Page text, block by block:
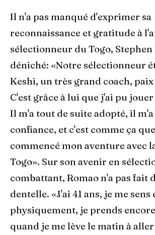
Il n'a pas manqué d'exprimer sa
reconnaissance et gratitude à
sélectionneur du Togo,
déniché: «Notre sélectionneur
Keshi, un très grand coach, paix
C'est grâce à lui que j'ai pu
Il m'a tout de suite adopté, il
confiance, et c'est comme ça
commencé mon aventure avec
Togo». Sur son avenir en
combattant, Romao n'a pas fait
dentelle. «J'ai 41 ans, je me
physiquement, je prends
quand je me lève le matin à